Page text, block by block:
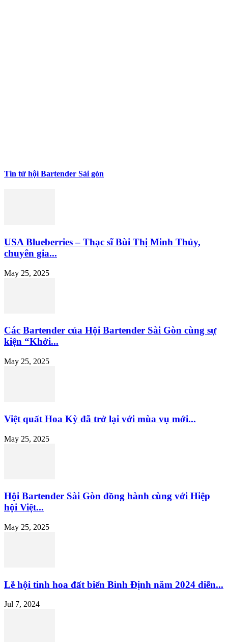
Tin từ hội Bartender Sài gòn
USA Blueberries – Thạc sĩ Bùi Thị Minh Thủy,
chuyên gia...
May 25, 2025
Các Bartender của Hội Bartender Sài Gòn cùng sự
kiện “Khởi...
May 25, 2025
Việt quất Hoa Kỳ đã trở lại với mùa vụ mới...
May 25, 2025
Hội Bartender Sài Gòn đồng hành cùng với Hiệp
hội Việt...
May 25, 2025
Lễ hội tinh hoa đất biển Bình Định năm 2024 diễn...
Jul 7, 2024